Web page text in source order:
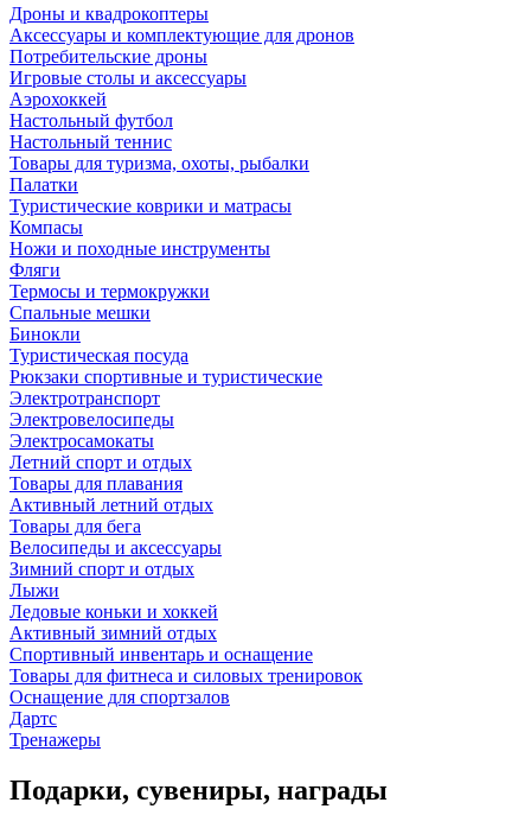
Дроны и квадрокоптеры
Аксессуары и комплектующие для дронов
Потребительские дроны
Игровые столы и аксессуары
Аэрохоккей
Настольный футбол
Настольный теннис
Товары для туризма, охоты, рыбалки
Палатки
Туристические коврики и матрасы
Компасы
Ножи и походные инструменты
Фляги
Термосы и термокружки
Спальные мешки
Бинокли
Туристическая посуда
Рюкзаки спортивные и туристические
Электротранспорт
Электровелосипеды
Электросамокаты
Летний спорт и отдых
Товары для плавания
Активный летний отдых
Товары для бега
Велосипеды и аксессуары
Зимний спорт и отдых
Лыжи
Ледовые коньки и хоккей
Активный зимний отдых
Спортивный инвентарь и оснащение
Товары для фитнеса и силовых тренировок
Оснащение для спортзалов
Дартс
Тренажеры
Подарки, сувениры, награды